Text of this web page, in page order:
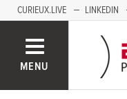
CURIEUX.LIVE LINKEDIN
MENU